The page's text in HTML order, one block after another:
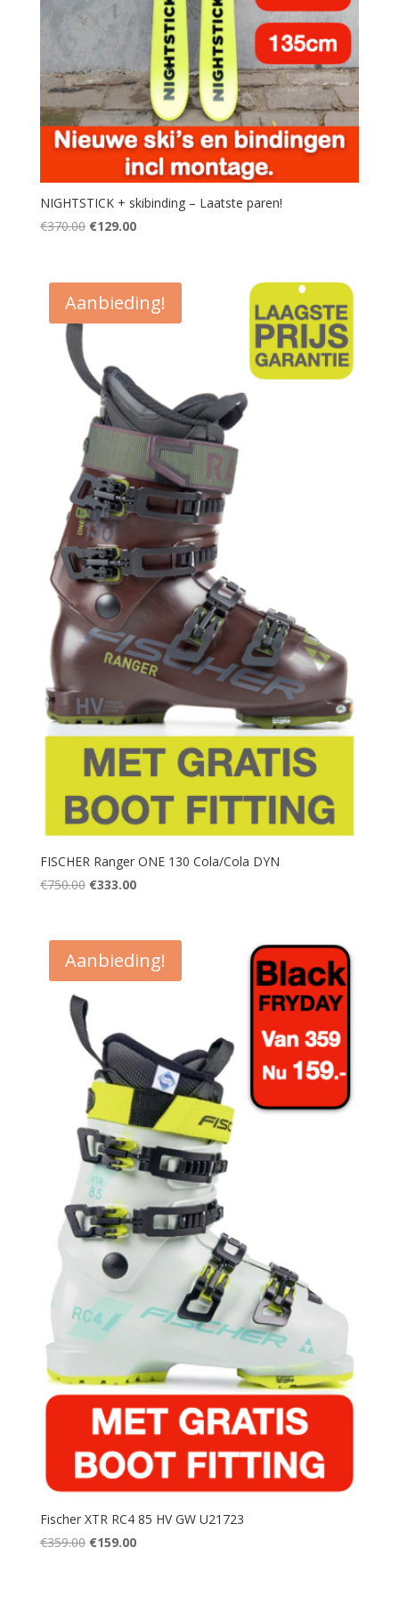
NIGHTSTICK + skibinding – Laatste paren!
€370.00 Oorspronkelijke
€370.00.
€129.00Huidige
€129.00.
Aanbieding!
FISCHER Ranger ONE 130 Cola/Cola DYN
€750.00 Oorspronkelijke
€750.00.
€333.00Huidige
€333.00.
Aanbieding!
Fischer XTR RC4 85 HV GW U21723
€359.00 Oorspronkelijke
€159.00Huidige